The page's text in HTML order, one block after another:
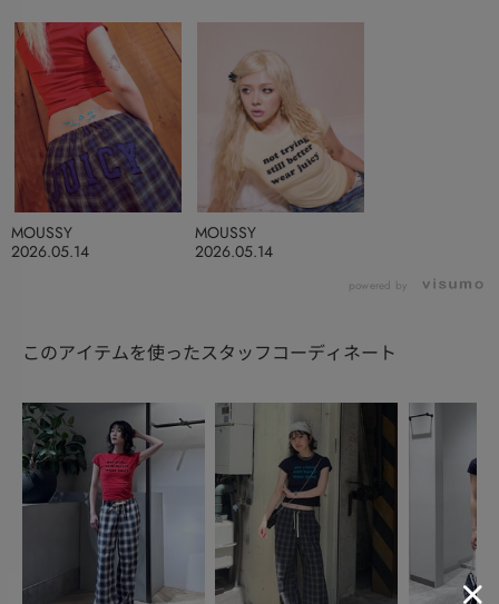
2026.05.14
MOUSSY
2026.05.14
MOUSSY
powered by
このアイテムを使ったスタッフコーディネート